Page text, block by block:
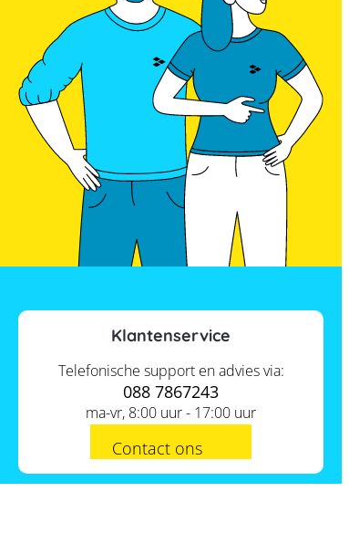
Klantenservice
Telefonische support en advies via:
088 7867243
ma-vr, 8:00 uur - 17:00 uur
Contact ons